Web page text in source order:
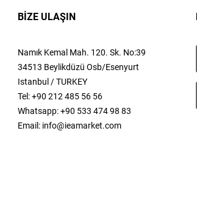
BİZE ULAŞIN
Namık Kemal Mah. 120. Sk. No:39
34513 Beylikdüzü Osb/Esenyurt
Istanbul / TURKEY
Tel: +90 212 485 56 56
Whatsapp: +90 533 474 98 83
Email: info@ieamarket.com